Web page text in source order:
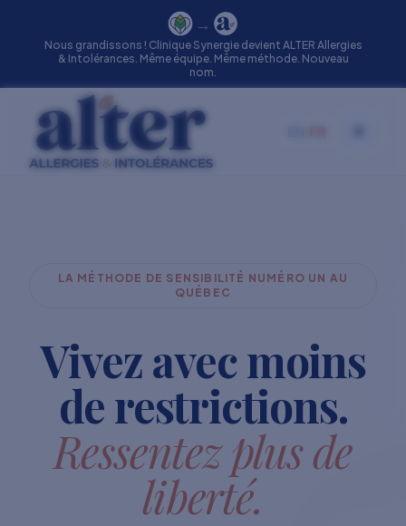
→
Nous grandissons ! Clinique Synergie devient ALTER Allergies
& Intolérances. Même équipe. Même méthode. Nouveau
nom.
LA MÉTHODE DE SENSIBILITÉ NUMÉRO UN AU
QUÉBEC
Vivez avec moins
de restrictions.
Ressentez plus de
liberté.